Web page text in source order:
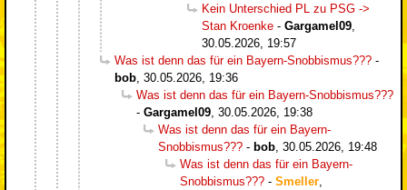
Kein Unterschied PL zu PSG ->
Stan Kroenke - Gargamel09
30.05.2026, 19:57
Was ist denn das für ein Bayern-Snobbismus??? -
bob 30.05.2026, 19:36
Was ist denn das für ein Bayern-Snobbismus???
- Gargamel09 30.05.2026, 19:38
Was ist denn das für ein Bayern-
Snobbismus??? - bob 30.05.2026, 19:48
Was ist denn das für ein Bayern-
Snobbismus??? - Smeller